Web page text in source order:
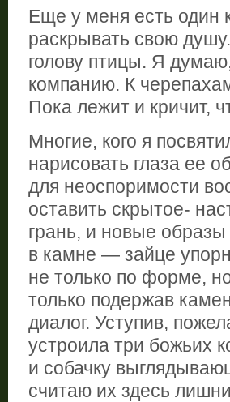
Еще у меня есть один
раскрывать свою
голову птицы. Я
компанию. К
Пока лежит и кричит,
Многие, кого я
нарисовать глаза ее
для неоспоримости
оставить скрытое-
грань, и новые
в камне — зайце
не только по форме,
только подержав
диалог. Уступив,
устроила три божьих
и собачку
считаю их здесь